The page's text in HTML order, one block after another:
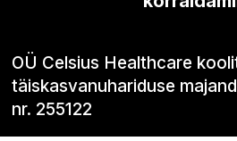
OÜ Celsius Healthcare
täiskasvanuhariduse
nr. 255122